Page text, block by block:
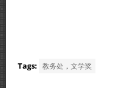
Tags: 教务处，文学奖